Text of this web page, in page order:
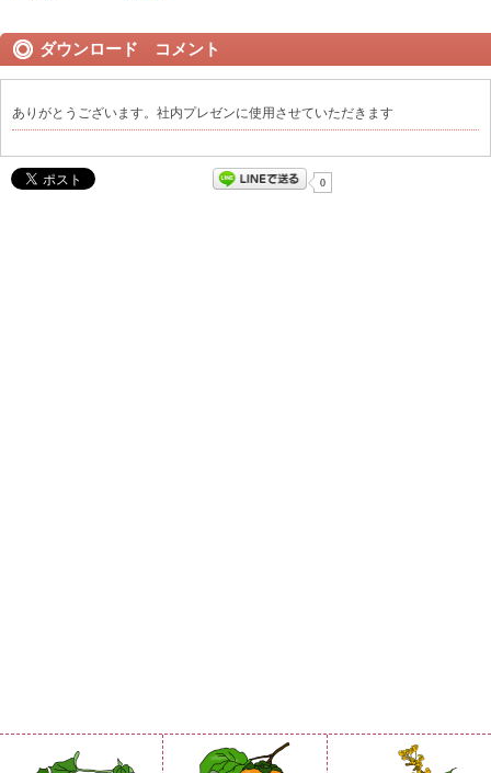
ダウンロード コメント
ありがとうございます。社内プレゼンに使用させていただきます
0